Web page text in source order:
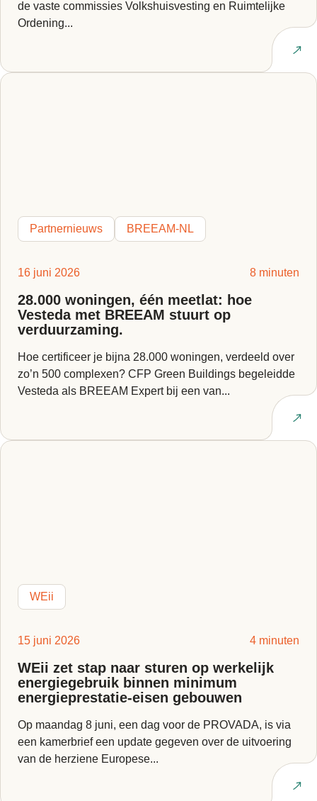
de vaste commissies Volkshuisvesting en Ruimtelijke
Ordening...
Lees artikel
Partnernieuws BREEAM-NL
16 juni 2026 8 minuten
28.000 woningen, één meetlat: hoe
Vesteda met BREEAM stuurt op
verduurzaming.
Hoe certificeer je bijna 28.000 woningen, verdeeld over
zo’n 500 complexen? CFP Green Buildings begeleidde
Vesteda als BREEAM Expert bij een van...
Lees artikel
WEii
15 juni 2026 4 minuten
WEii zet stap naar sturen op werkelijk
energiegebruik binnen minimum
energieprestatie-eisen gebouwen
Op maandag 8 juni, een dag voor de PROVADA, is via
een kamerbrief een update gegeven over de uitvoering
van de herziene Europese...
Lees artikel